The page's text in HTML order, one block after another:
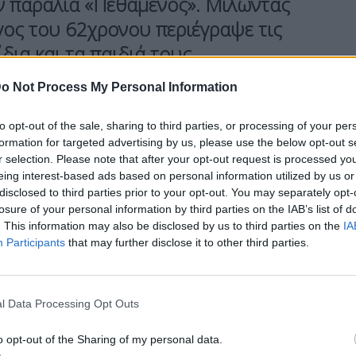
Not Process My Personal Information
opt-out of the sale, sharing to third parties, or processing of your
for targeted advertising by us, please use the below opt-out
selection. Please note that after your opt-out request is processed
interest-based ads based on personal information utilized by us
to third parties prior to your opt-out. You may separately
of your personal information by third parties on the IAB’s list of
This information may also be disclosed by us to third parties on the
Participants that may further disclose it to other third parties.
Data Processing Opt Outs
opt-out of the Sharing of my personal data.
του 62χρονου περιέγραψε τις
και τα παιδιά τους
του διαφορετική από άλλες
το πρωί, κατέβηκε στην κουζίνα να φτιάξει
κάτι περίεργο.Το μόνο που μου φάνηκε
μας γιο να τον αγκαλιάσει πριν φύγει για το
άνθρωπος, καμία σχέση. Ήταν λιγομίλητος,
με κανέναν. Επειδή βιαζόμουν να πάω στη
Όταν γύρισα, λίγο πριν τις δύο, είδα το
ρώτησα τα παιδιά αν ο πατέρας τους
τα μεσημέρια».